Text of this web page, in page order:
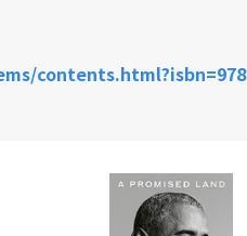
4-08-786133-4